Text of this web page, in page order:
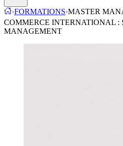
›FORMATIONS›MASTER
COMMERCE INTERNATIONAL :
MANAGEMENT